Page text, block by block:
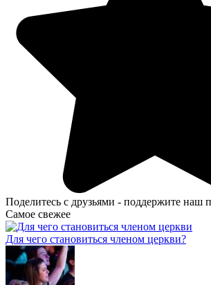
Поделитесь с друзьями - поддержите наш
Самое свежее
Для чего становиться членом церкви?